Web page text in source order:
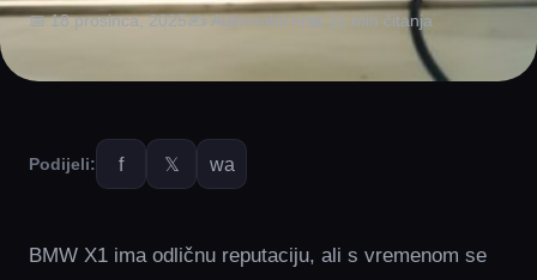
📅 18 prosinca, 2025✍️ Automobil.hr📖 11 min čitanja
Podijeli: f 𝕏 wa
BMW X1 ima odličnu reputaciju, ali s vremenom se